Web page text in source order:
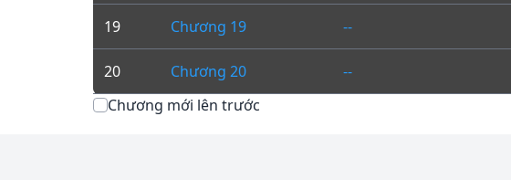
19 Chương 19 --
20 Chương 20 --
Chương mới lên trước